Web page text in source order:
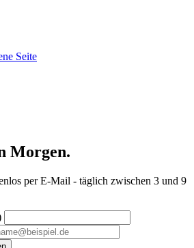
Seite
Morgen.
per E-Mail - täglich zwischen 3 und 9